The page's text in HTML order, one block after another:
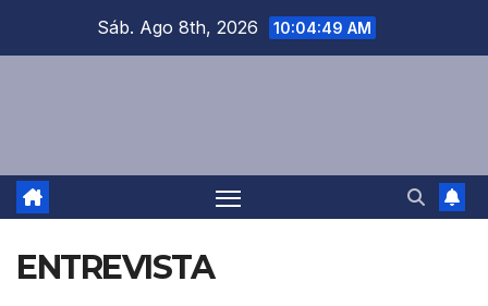
Sáb. Ago 8th, 2026 10:04:49 AM
ENTREVISTA